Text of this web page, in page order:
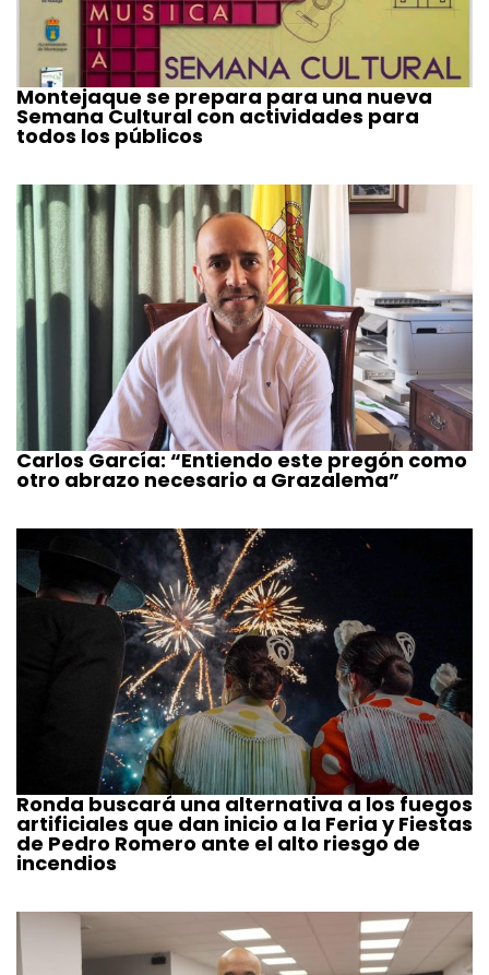
Montejaque se prepara para una nueva
Semana Cultural con actividades para
todos los públicos
Carlos García: “Entiendo este pregón como
otro abrazo necesario a Grazalema”
Ronda buscará una alternativa a los fuegos
artificiales que dan inicio a la Feria y Fiestas
de Pedro Romero ante el alto riesgo de
incendios